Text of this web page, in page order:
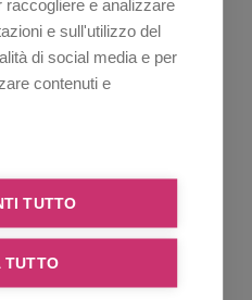
e analizzare
e sull'utilizzo del
di social media e per
contenuti e
TUTTO
TUTTO
RX 80
grigio standard